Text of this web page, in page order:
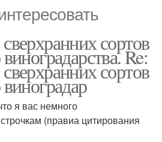
сортов
Re:
сортов
я вас немного
(правиа цитирования